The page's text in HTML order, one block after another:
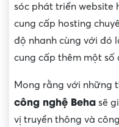
sóc phát triển website
cung cấp hosting
độ nhanh cùng với đó
cung cấp thêm một số
Mong rằng với những
công nghệ Beha sẽ
vị truyền thông và